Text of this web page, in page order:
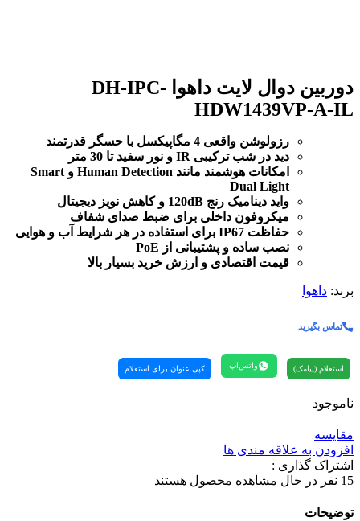
دوربین دوال لایت داهوا DH-IPC-
HDW1439VP-A-IL
رزولوشن واقعی 4 مگاپیکسل با حسگر قدرتمند
دید در شب ترکیبی IR و نور سفید تا 30 متر
امکانات هوشمند مانند Human Detection و Smart
Dual Light
واید دینامیک رنج 120dB و کاهش نویز دیجیتال
میکروفون داخلی برای ضبط صدای شفاف
حفاظت IP67 برای استفاده در هر شرایط آب و هوایی
نصب ساده و پشتیبانی از PoE
قیمت اقتصادی و ارزش خرید بسیار بالا
برند: داهوا
تماس بگیرید
استعلام (پیامک) واتس‌اپ کپی عنوان برای استعلام
ناموجود
مقایسه
افزودن به علاقه مندی ها
اشتراک گذاری :
15 نفر در حال مشاهده محصول هستند
توضیحات